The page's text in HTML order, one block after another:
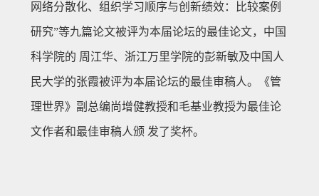
网络分散化、组织学习顺序与创新绩效：比较案例
研究”等九篇论文被评为本届论坛的最佳论文，中国
科学院的 周江华、浙江万里学院的彭新敏及中国人
民大学的张霞被评为本届论坛的最佳审稿人。《管
理世界》副总编尚增健教授和毛基业教授为最佳论
文作者和最佳审稿人颁 发了奖杯。